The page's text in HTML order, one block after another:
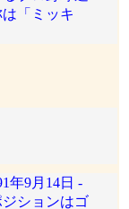
「ミッキ
年9月14日 -
ションはゴ